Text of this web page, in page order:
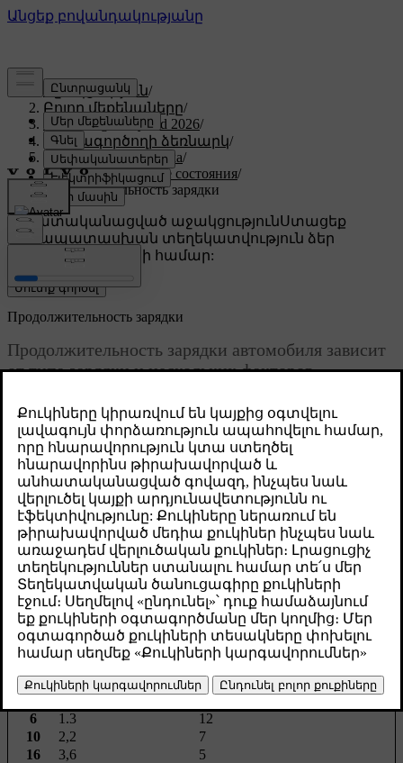
Աջակցություն/
Բոլոր մեքենաները/
XC60 Plug-in Hybrid 2026/
Օգտագործողի ձեռնարկ/
Заправка и дозаправка/
Время зарядки и ее состояния/
Продолжительность зарядки
Անհատականացված աջակցությունՍտացեք
համապատասխան տեղեկատվություն ձեր
կոնկրետ մեքենայի համար:
Մուտք գործել
Թարմացված 16.04.2025
Продолжительность зарядки
Продолжительность зарядки автомобиля зависит
от типа зарядки и нескольких факторов.
приблизительным.
Примеры некоторых факторов, которые могут повлиять на
продолжительности зарядки:
подготовка климата,
температура окружающей среды,
температура аккумулятора,
зарядное оборудование,
размер аккумулятора,
состояние аккумулятора и состояние автомобиля.
инфраструктура.
Зарядка от бытовой розетки[1]
Ток (A)
[2]
Мощность зарядки
[3]
Продолжительность зарядки
[4]
6 1.3
12
10
2,2
7
16
3,6 5